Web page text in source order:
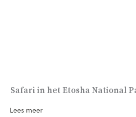
Safari in het Etosha National
Lees meer